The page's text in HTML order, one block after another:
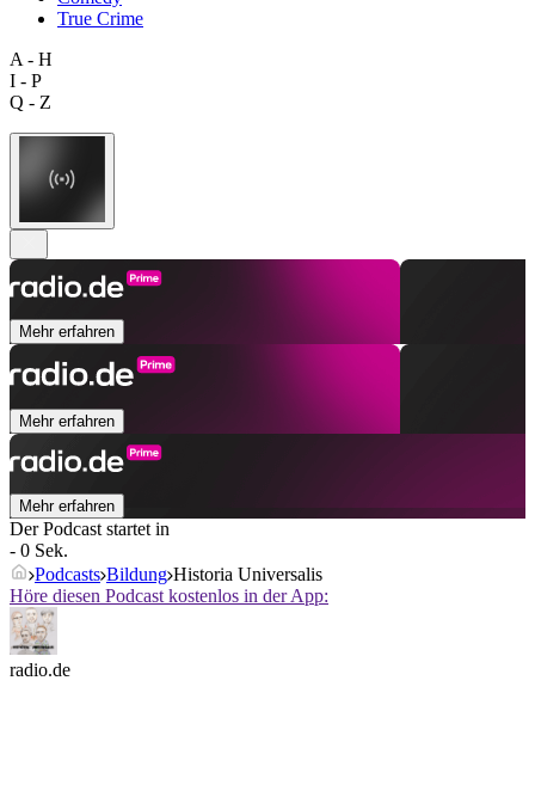
True Crime
A - H
I - P
Q - Z
Mehr erfahren
Mehr erfahren
Mehr erfahren
Der Podcast startet in
- 0 Sek.
Podcasts Bildung Historia Universalis
Höre diesen Podcast kostenlos in der App:
radio.de